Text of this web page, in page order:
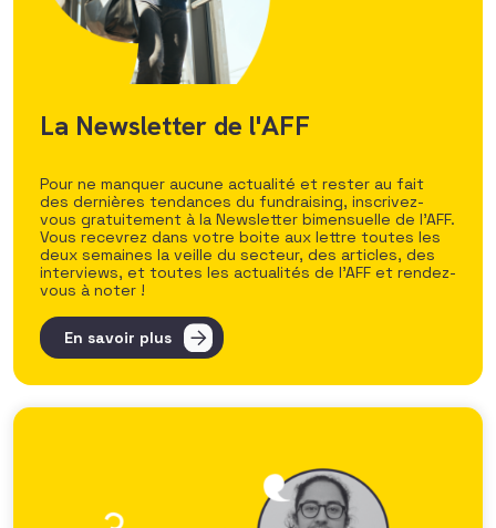
La Newsletter de l'AFF
Pour ne manquer aucune actualité et rester au fait
des dernières tendances du fundraising, inscrivez-
vous gratuitement à la Newsletter bimensuelle de l’AFF.
Vous recevrez dans votre boite aux lettre toutes les
deux semaines la veille du secteur, des articles, des
interviews, et toutes les actualités de l’AFF et rendez-
vous à noter !
En savoir plus